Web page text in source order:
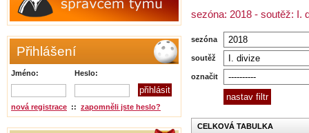
Přihlášení
Jméno: Heslo:
nová registrace :: zapomněli jste heslo?
sezóna: 2018 - soutěž: I.
sezóna
soutěž
označit
CELKOVÁ TABULKA